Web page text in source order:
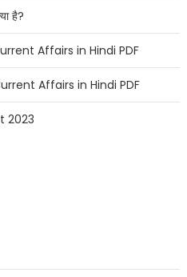
है?
Affairs in Hindi PDF
Affairs in Hindi PDF
2023